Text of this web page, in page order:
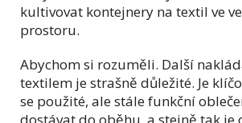
kultivovat kontejnery na textil ve
prostoru.
Abychom si rozuměli. Další
textilem je strašně důležité. Je
se použité, ale stále funkční
dostávat do oběhu, a stejně tak je